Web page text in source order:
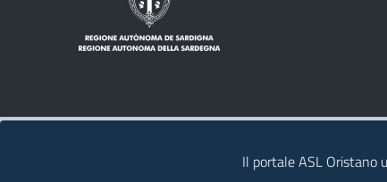
Il portale ASL Oristano